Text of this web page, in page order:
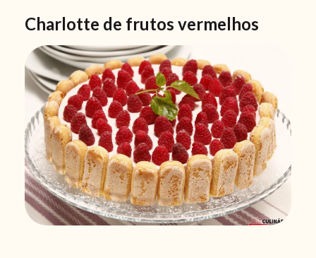
Charlotte de frutos vermelhos